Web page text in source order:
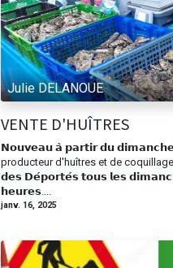
Julie DELANOUE
VENTE D'HUÎTRES
𝗡𝗼𝘂𝘃𝗲𝗮𝘂 𝗮̀ 𝗽𝗮𝗿𝘁𝗶𝗿 𝗱𝘂 𝗱𝗶𝗺𝗮𝗻𝗰𝗵𝗲
producteur d'huîtres et de
𝗱𝗲𝘀 𝗗𝗲́𝗽𝗼𝗿𝘁𝗲́𝘀 𝘁𝗼𝘂𝘀 𝗹𝗲𝘀
𝗵𝗲𝘂𝗿𝗲𝘀....
janv. 16, 2025
Mairie - 11, Place